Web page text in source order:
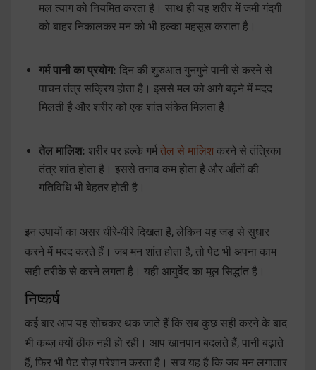
मल त्याग को नियमित करता है। साथ ही यह शरीर में जमी गंदगी
को बाहर निकालकर मन को भी हल्का महसूस कराता है।
गर्म पानी का प्रयोग: दिन की शुरुआत गुनगुने पानी से करने से
पाचन तंत्र सक्रिय होता है। इससे मल को आगे बढ़ने में मदद
मिलती है और शरीर को एक शांत संकेत मिलता है।
तेल मालिश: शरीर पर हल्के गर्म तेल से मालिशकरने से तंत्रिका
तंत्र शांत होता है। इससे तनाव कम होता है और आँतों की
गतिविधि भी बेहतर होती है।
इन उपायों का असर धीरे-धीरे दिखता है, लेकिन यह जड़ से सुधार
करने में मदद करते हैं। जब मन शांत होता है, तो पेट भी अपना काम
सही तरीके से करने लगता है। यही आयुर्वेद का मूल सिद्धांत है।
निष्कर्ष
कई बार आप यह सोचकर थक जाते हैं कि सब कुछ सही करने के बाद
भी कब्ज़ क्यों ठीक नहीं हो रही। आप खानपान बदलते हैं, पानी बढ़ाते
हैं, फिर भी पेट रोज़ परेशान करता है। सच यह है कि जब मन लगातार